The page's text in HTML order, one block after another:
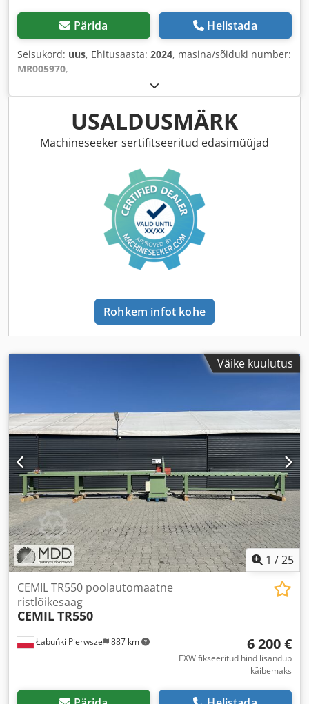
Pärida Helistada
Seisukord: uus, Ehitusaasta: 2024, masina/sõiduki number:
MR005970,
USALDUSMÄRK
Machineseeker sertifitseeritud edasimüüjad
Rohkem infot kohe
Väike kuulutus
1 /25
Łabuńki Pierwsze 887 km
CEMIL TR550 poolautomaatne
ristlõikesaag
CEMILTR550
6 200 €
EXW fikseeritud hind lisandub
käibemaks